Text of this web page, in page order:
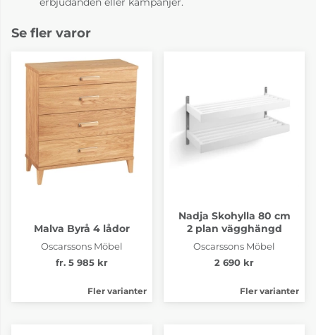
Se fler varor
Malva Byrå 4 lådor
Oscarssons Möbel
fr. 5 985 kr
Fler varianter
Nadja Skohylla 80 cm
2 plan vägghängd
Oscarssons Möbel
2 690 kr
Fler varianter